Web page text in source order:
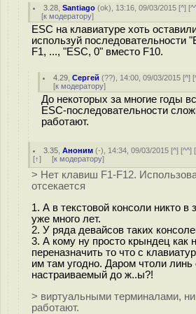
3.28 ,Santiago (ok), 13:16, 09/03/2015 [^] [
[к модератору]
ESC на клавиатуре хоть
используй последовательности
F1, ..., "ESC, 0" вместо F10.
4.29 ,Сергей (??), 14:00, 09/03/2015 [^] [
[к модератору]
До некоторых за многие годы
ESC-последовательности
работают.
3.35 ,Аноним (-), 14:34, 09/03/2015 [^] [^^] [
[↑] [к модератору]
> Нет клавиш F1-F12.
отсекается
1. А в текстовой консоли никто в
уже много лет.
2. У ряда девайсов таких
3. А кому ну просто крындец как
переназначить то что с
им там угодно. Даром чтоли линь
настраиваемый до ж..ы?!
> виртуальными терминалами,
работают.